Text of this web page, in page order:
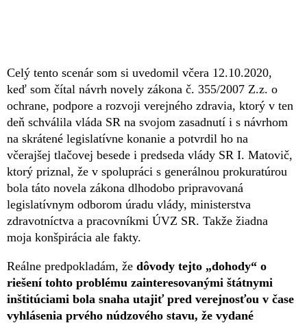
Celý tento scenár som si uvedomil včera 12.10.2020,
keď som čítal návrh novely zákona č. 355/2007 Z.z. o
ochrane, podpore a rozvoji verejného zdravia, ktorý v ten
deň schválila vláda SR na svojom zasadnutí i s návrhom
na skrátené legislatívne konanie a potvrdil ho na
včerajšej tlačovej besede i predseda vlády SR I. Matovič,
ktorý priznal, že v spolupráci s generálnou prokuratúrou
bola táto novela zákona dlhodobo pripravovaná
legislatívnym odborom úradu vlády, ministerstva
zdravotníctva a pracovníkmi ÚVZ SR. Takže žiadna
moja konšpirácia ale fakty.
Reálne predpokladám, že dôvody tejto „dohody“ o
riešení tohto problému zainteresovanými štátnymi
inštitúciami bola snaha utajiť pred verejnosťou v čase
vyhlásenia prvého núdzového stavu, že vydané